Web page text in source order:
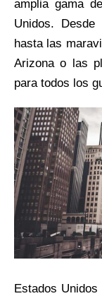
amplia gama
Unidos.
hasta las
Arizona o las
para todos los
Estados